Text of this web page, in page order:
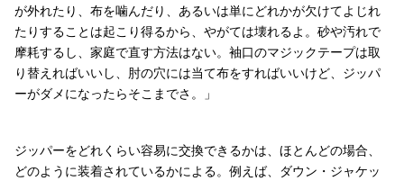
が外れたり、布を噛んだり、あるいは単にどれかが欠けてよじれ
たりすることは起こり得るから、やがては壊れるよ。砂や汚れで
摩耗するし、家庭で直す方法はない。袖口のマジックテープは取
り替えればいいし、肘の穴には当て布をすればいいけど、ジッパ
ーがダメになったらそこまでさ。」
ジッパーをどれくらい容易に交換できるかは、ほとんどの場合、
どのように装着されているかによる。例えば、ダウン・ジャケッ